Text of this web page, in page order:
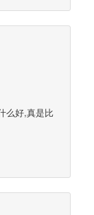
么好,真是比